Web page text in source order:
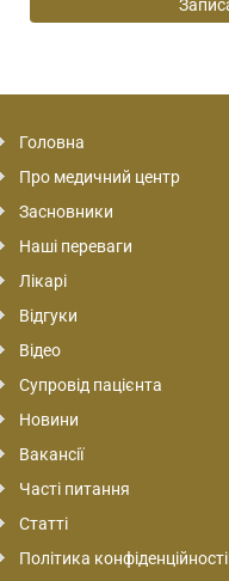
Головна
Про медичний центр
Засновники
Наші переваги
Лікарі
Відгуки
Відео
Супровід пацієнта
Новини
Вакансії
Часті питання
Статті
Політика конфіденційності